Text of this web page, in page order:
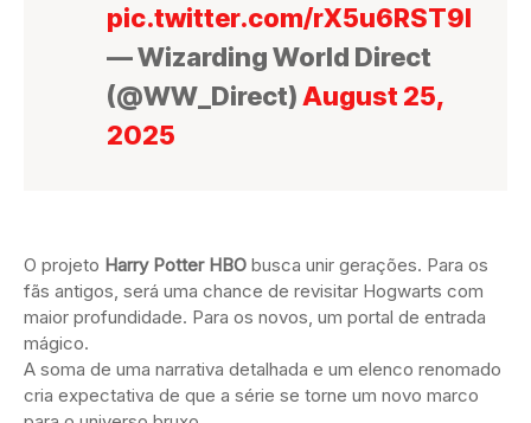
pic.twitter.com/rX5u6RST9I
— Wizarding World Direct
(@WW_Direct)August 25,
2025
O projeto Harry Potter HBO busca unir gerações. Para os
fãs antigos, será uma chance de revisitar Hogwarts com
maior profundidade. Para os novos, um portal de entrada
mágico.
A soma de uma narrativa detalhada e um elenco renomado
cria expectativa de que a série se torne um novo marco